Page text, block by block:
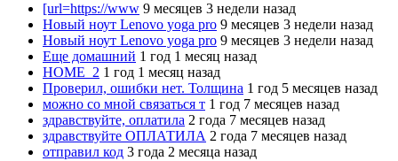
[url=https://www 9 месяцев 3 недели назад
Новый ноут Lenovo yoga pro 9 месяцев 3 недели назад
Новый ноут Lenovo yoga pro 9 месяцев 3 недели назад
Еще домашний 1 год 1 месяц назад
HOME_2 1 год 1 месяц назад
Проверил, ошибки нет. Толщина 1 год 5 месяцев назад
можно со мной связаться т 1 год 7 месяцев назад
здравствуйте, оплатила 2 года 7 месяцев назад
здравствуйте ОПЛАТИЛА 2 года 7 месяцев назад
отправил код 3 года 2 месяца назад